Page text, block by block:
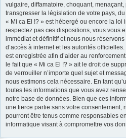
vulgaire, diffamatoire, choquant,
transgresser la législation de votre pays,
« Mi ca El !? » est hébergé ou encore la loi
respectez pas ces dispositions, vous vous
immédiat et définitif et nous nous
d’accès à internet et les autorités
est enregistrée afin d’aider au
le fait que « Mi ca El !? » ait le droit de
de verrouiller n’importe quel sujet et
nous estimons cela nécessaire. En tant
toutes les informations que vous avez
notre base de données. Bien que ces
une tierce partie sans votre consentement,
pourront être tenus comme responsables
informatique visant à compromettre vos